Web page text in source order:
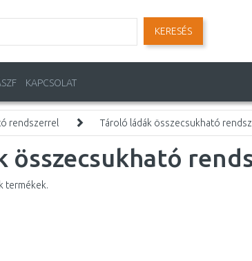
KERESÉS
KAPCSOLAT
rendszerrel Tároló ládák összecsukható
összecsukható
termékek.